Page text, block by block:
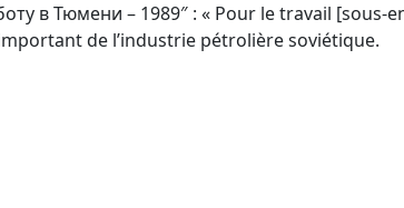
в Тюмени – 1989″ : « Pour le travail [sous-
de l’industrie pétrolière soviétique.